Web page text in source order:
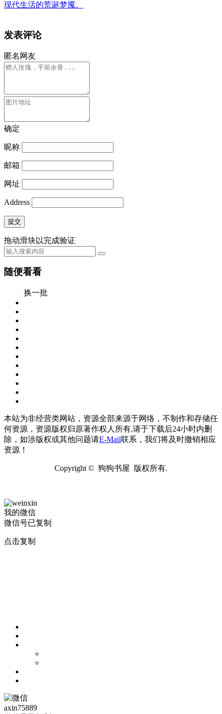
现代生活的荒诞梦魇。
发表评论
匿名网友
确定
昵称
邮箱
网址
Address
提交
拖动滑块以完成验证
随便看看
换一批
本站为非经营类网站，资源全部来源于网络，不制作和存储任
何资源，资源版权归原著作权人所有,请于下载后24小时内删
除，如涉版权或其他问题请E-Mail联系，我们将及时撤销相应
资源！
Copyright © 狗狗书屋 版权所有.
我的微信
微信号已复制
点击复制
axin75889